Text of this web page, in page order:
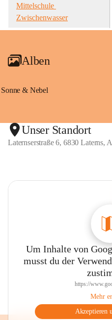
Mittelschule
Zwischenwasser
Alben
Sonne & Nebel
Unser Standort
Laternserstraße 6, 6830 Laterns,
Um Inhalte von
musst du der
https://
Mehr
Akzeptieren